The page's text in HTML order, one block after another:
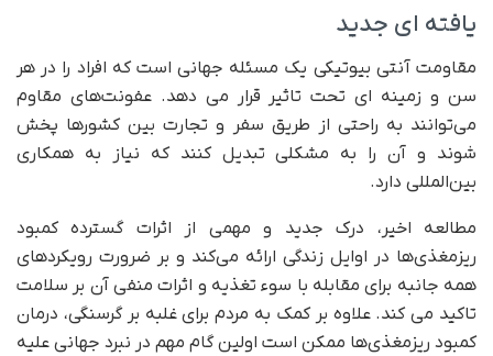
یافته ای جدید
مقاومت آنتی بیوتیکی یک مسئله جهانی است که افراد را در هر
سن و زمینه ای تحت تاثیر قرار می دهد. عفونت‌های مقاوم
می‌توانند به راحتی از طریق سفر و تجارت بین کشورها پخش
شوند و آن را به مشکلی تبدیل کنند که نیاز به همکاری
بین‌المللی دارد.
مطالعه اخیر، درک جدید و مهمی از اثرات گسترده کمبود
ریزمغذی‌ها در اوایل زندگی ارائه می‌کند و بر ضرورت رویکردهای
همه جانبه برای مقابله با سوء تغذیه و اثرات منفی آن بر سلامت
تاکید می کند. علاوه بر کمک به مردم برای غلبه بر گرسنگی، درمان
کمبود ریزمغذی‌ها ممکن است اولین گام مهم در نبرد جهانی علیه